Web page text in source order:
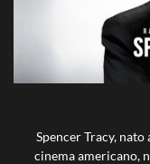
Spencer Tracy,
cinema americano,